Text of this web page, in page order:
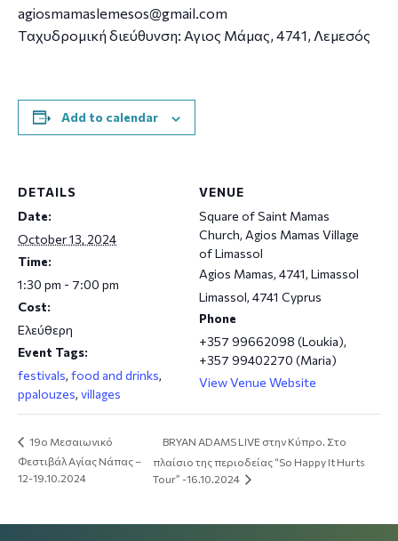
agiosmamaslemesos@gmail.com
Tαχυδρομική διεύθυνση: Αγιος Μάμας, 4741, Λεμεσός
Add to calendar
DETAILS
Date:
October 13, 2024
Time:
1:30 pm - 7:00 pm
Cost:
Ελεύθερη
Event Tags:
festivals, food and drinks,
ppalouzes, villages
VENUE
Square of Saint Mamas
Church, Agios Mamas Village
of Limassol
Agios Mamas, 4741, Limassol
Limassol, 4741 Cyprus
Phone
+357 99662098 (Loukia),
+357 99402270 (Maria)
View Venue Website
19ο Μεσαιωνικό
Φεστιβάλ Αγίας Νάπας –
12-19.10.2024
BRYAN ADAMS LIVE στην Κύπρο. Στο
πλαίσιο της περιοδείας “So Happy It Hurts
Tour” -16.10.2024